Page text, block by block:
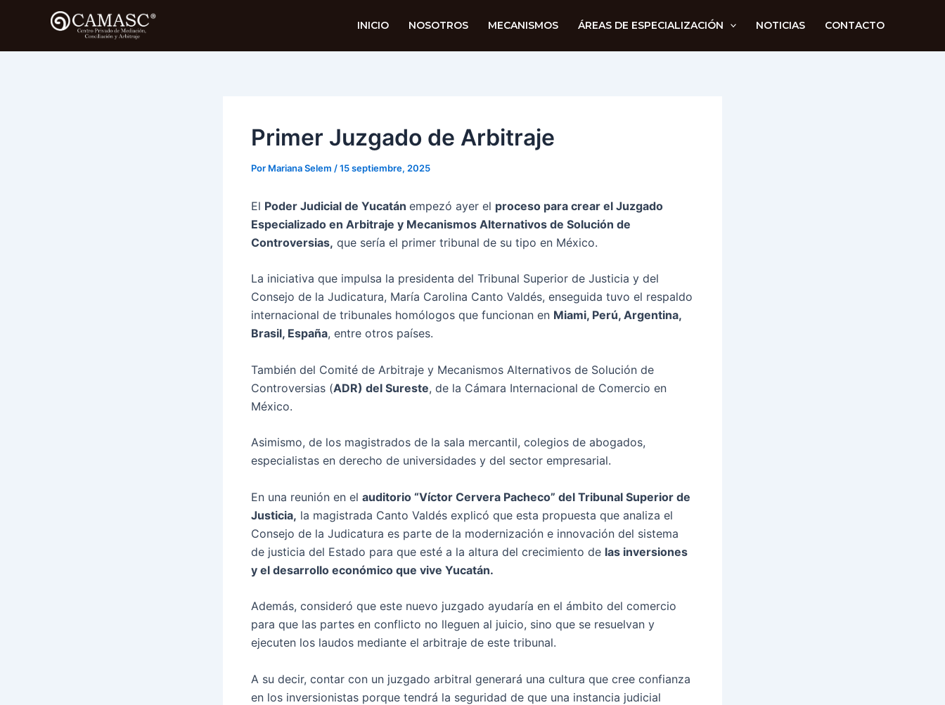
INICIO NOSOTROS MECANISMOS ÁREAS DE ESPECIALIZACIÓN NOTICIAS CONTACTO
Primer Juzgado de Arbitraje
Por Mariana Selem /15 septiembre, 2025
El Poder Judicial de Yucatán empezó ayer el proceso para crear el Juzgado
Especializado en Arbitraje y Mecanismos Alternativos de Solución de
Controversias, que sería el primer tribunal de su tipo en México.
La iniciativa que impulsa la presidenta del Tribunal Superior de Justicia y del
Consejo de la Judicatura, María Carolina Canto Valdés, enseguida tuvo el respaldo
internacional de tribunales homólogos que funcionan en Miami, Perú, Argentina,
Brasil, España, entre otros países.
También del Comité de Arbitraje y Mecanismos Alternativos de Solución de
Controversias (ADR) del Sureste, de la Cámara Internacional de Comercio en
México.
Asimismo, de los magistrados de la sala mercantil, colegios de abogados,
especialistas en derecho de universidades y del sector empresarial.
En una reunión en el auditorio “Víctor Cervera Pacheco” del Tribunal Superior de
Justicia, la magistrada Canto Valdés explicó que esta propuesta que analiza el
Consejo de la Judicatura es parte de la modernización e innovación del sistema
de justicia del Estado para que esté a la altura del crecimiento de las inversiones
y el desarrollo económico que vive Yucatán.
Además, consideró que este nuevo juzgado ayudaría en el ámbito del comercio
para que las partes en conflicto no lleguen al juicio, sino que se resuelvan y
ejecuten los laudos mediante el arbitraje de este tribunal.
A su decir, contar con un juzgado arbitral generará una cultura que cree confianza
en los inversionistas porque tendrá la seguridad de que una instancia judicial